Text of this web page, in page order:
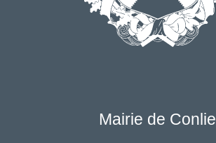
Mairie de Conlie